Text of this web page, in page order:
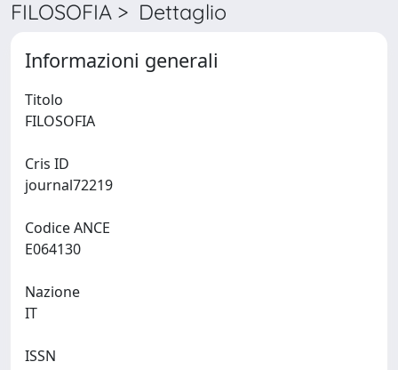
FILOSOFIA > Dettaglio
Informazioni generali
Titolo
Cris ID
Codice ANCE
Nazione
ISSN